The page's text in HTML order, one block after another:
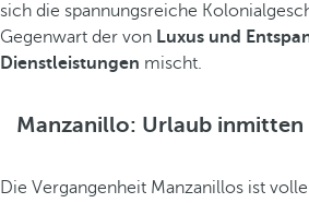
sich die spannungsreiche
Gegenwart der von Luxus und
Dienstleistungen mischt.
Manzanillo: Urlaub
Die Vergangenheit Manzanillos ist